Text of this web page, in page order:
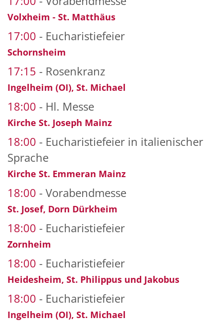
Volxheim - St. Matthäus
17:00 Eucharistiefeier
Schornsheim
17:15 Rosenkranz
Ingelheim (OI), St. Michael
18:00 Hl. Messe
Kirche St. Joseph Mainz
18:00
Eucharistiefeier in italienischer
Sprache
Kirche St. Emmeran Mainz
18:00 Vorabendmesse
St. Josef, Dorn Dürkheim
18:00 Eucharistiefeier
Zornheim
18:00 Eucharistiefeier
Heidesheim, St. Philippus und Jakobus
18:00 Eucharistiefeier
Ingelheim (OI), St. Michael